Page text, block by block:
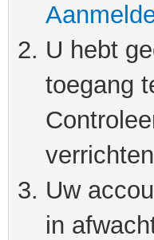
U hebt
toegang
Uw
in